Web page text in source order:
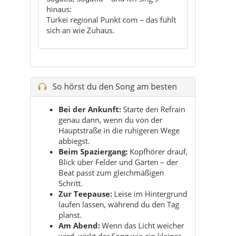
So hörst du den Song am besten
genau dann, wenn du von der
Hauptstraße in die ruhigeren Wege
abbiegst.
Beim Spaziergang:Kopfhörer drauf,
Blick über Felder und Gärten – der
Beat passt zum gleichmäßigen
Schritt.
Zur Teepause:
laufen lassen, während du den Tag
planst.
Am Abend:Wenn das Licht weicher
wird, wirkt der Song wie ein kleines
Finale.
Spiel den Song an, bevor du losgehst
– die Stimmung passt perfekt zum ersten
Blick auf Söğütlüs grünes Gesicht.